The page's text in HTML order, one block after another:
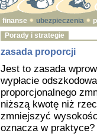
finanse ubezpieczenia
Porady i strategie
zasada proporcji
Jest to zasada
wypłacie
proporcjonalnego
niższą kwotę niż
zmniejszyć
oznacza w praktyce?